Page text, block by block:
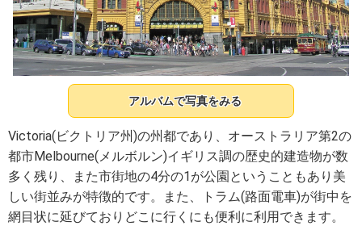
アルバムで写真をみる
Victoria(ビクトリア州)の州都であり、オーストラリア第2の
都市Melbourne(メルボルン)イギリス調の歴史的建造物が数
多く残り、また市街地の4分の1が公園ということもあり美
しい街並みが特徴的です。また、トラム(路面電車)が街中を
網目状に延びておりどこに行くにも便利に利用できます。